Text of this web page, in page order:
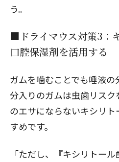
う。
■ドライマウス対策3：
口腔保湿剤を活用する
ガムを噛むことでも唾液
分入りのガムは虫歯リス
のエサにならないキシリ
すめです。
「ただし、『キシリトー